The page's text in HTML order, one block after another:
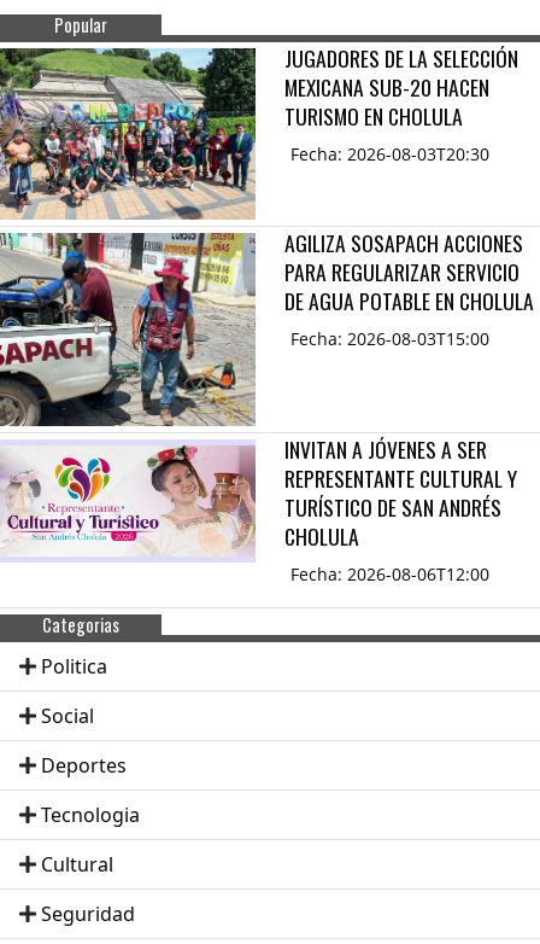
Popular
JUGADORES DE LA SELECCIÓN
MEXICANA SUB-20 HACEN
TURISMO EN CHOLULA
Fecha: 2026-08-03T20:30
AGILIZA SOSAPACH ACCIONES
PARA REGULARIZAR SERVICIO
DE AGUA POTABLE EN CHOLULA
Fecha: 2026-08-03T15:00
INVITAN A JÓVENES A SER
REPRESENTANTE CULTURAL Y
TURÍSTICO DE SAN ANDRÉS
CHOLULA
Fecha: 2026-08-06T12:00
Categorias
Politica
Social
Deportes
Tecnologia
Cultural
Seguridad